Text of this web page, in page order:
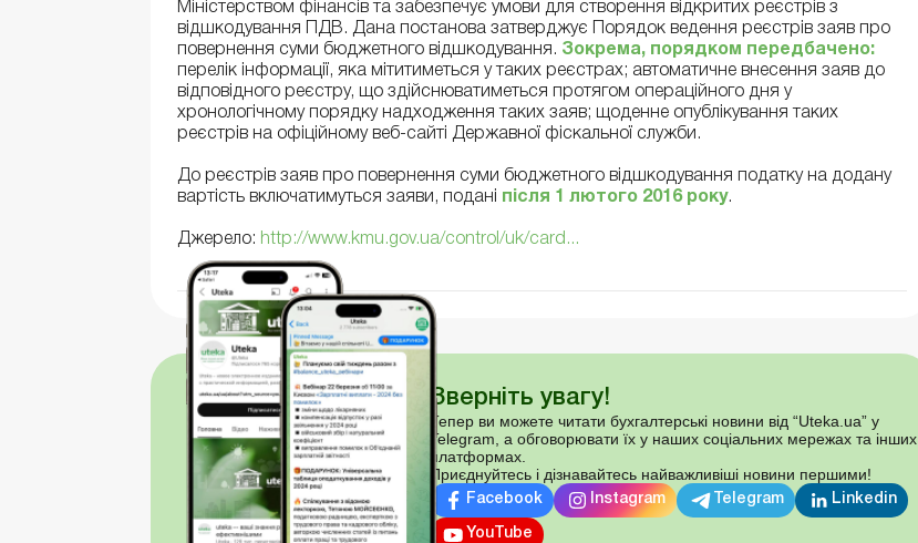
Міністерством фінансів та забезпечує умови для створення відкритих реєстрів з
відшкодування ПДВ. Дана постанова затверджує Порядок ведення реєстрів заяв про
повернення суми бюджетного відшкодування. Зокрема, порядком передбачено:
перелік інформації, яка мітитиметься у таких реєстрах; автоматичне внесення заяв до
відповідного реєстру, що здійснюватиметься протягом операційного дня у
хронологічному порядку надходження таких заяв; щоденне опублікування таких
реєстрів на офіційному веб-сайті Державної фіскальної служби.
До реєстрів заяв про повернення суми бюджетного відшкодування податку на додану
вартість включатимуться заяви, подані
після 1 лютого 2016 року.
Джерело: http://www.kmu.gov.ua/control/uk/card...
Зверніть увагу!
Тепер ви можете читати бухгалтерські новини від “Uteka.ua” у
Telegram, а обговорювати їх у наших соціальних мережах та інших
платформах.
Приєднуйтесь і дізнавайтесь найважливіші новини першими!
Facebook Instagram Telegram Linkedin
YouTube